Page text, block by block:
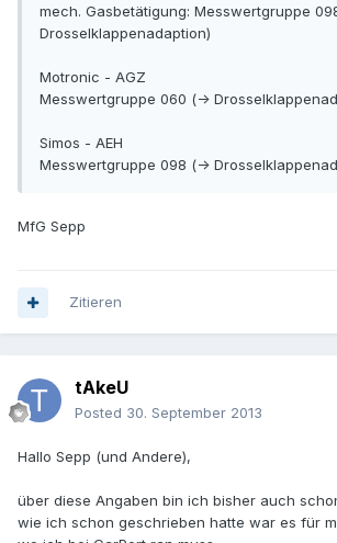
mech. Gasbetätigung: Messwertgruppe
Drosselklappenadaption)
Motronic - AGZ
Messwertgruppe 060 (->
Simos - AEH
Messwertgruppe 098 (->
MfG Sepp
Zitieren
tAkeU
Posted 30. September 2013
Hallo Sepp (und Andere),
über diese Angaben bin ich bisher auch
wie ich schon geschrieben hatte war es für